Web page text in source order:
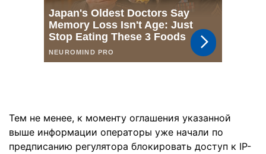
Тем не менее, к моменту оглашения указанной
выше информации операторы уже начали по
предписанию регулятора блокировать доступ к IP-